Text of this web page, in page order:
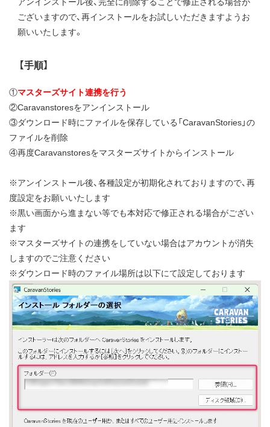
ございますので、再インストールをお試しいただきますようお
願いいたします。
【手順】
①マスターズサイト連携を行う
②Caravanstoresをアンインストール
③ダウンロード時にファイルを保存している「CaravanStories」の
ファイルを削除
④再度Caravanstoresをマスターズサイトからインストール
※アンインストール後、各種設定が初期化されておりますので、再
度設定をお願いいたします
※黒い画面から進まない等でも本対応で修正される場合がござい
ます
※マスターズサイトの連携をしていない場合はアカウントが消失
しますのでご注意ください
※ダウンロード時のファイル場所は以下にて設定しております